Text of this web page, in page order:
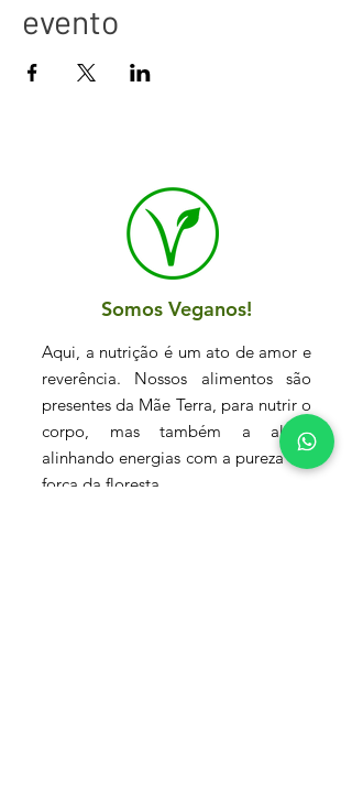
evento
Somos Veganos!
Aqui, a nutrição é um ato de amor e
reverência. Nossos alimentos são
presentes da Mãe Terra, para nutrir o
corpo, mas também a alma,
alinhando energias com a pureza e a
força da floresta.